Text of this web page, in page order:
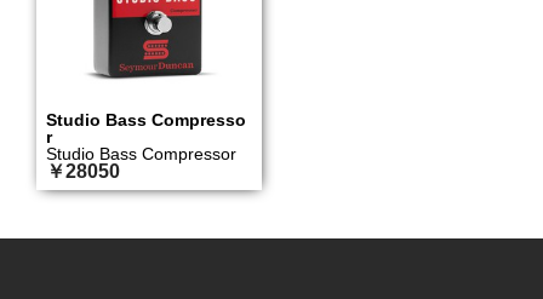
Studio Bass Compresso
r
Studio Bass Compressor
￥28050